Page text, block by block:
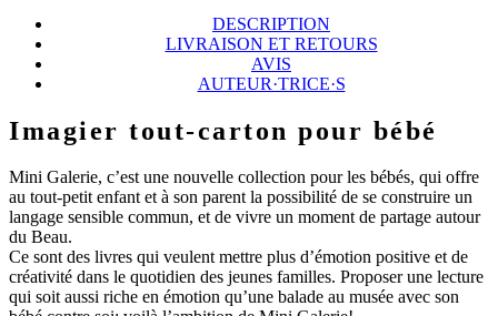
DESCRIPTION
LIVRAISON ET RETOURS
AVIS
AUTEUR·TRICE·S
Imagier tout-carton pour bébé
Mini Galerie, c’est une nouvelle collection pour les bébés, qui offre
au tout-petit enfant et à son parent la possibilité de se construire un
langage sensible commun, et de vivre un moment de partage autour
du Beau.
Ce sont des livres qui veulent mettre plus d’émotion positive et de
créativité dans le quotidien des jeunes familles. Proposer une lecture
qui soit aussi riche en émotion qu’une balade au musée avec son